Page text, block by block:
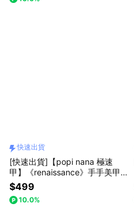
快速出貨
[快速出貨]【popi nana 極速
甲】《renaissance》手手美甲 |
HN-422 (盒裝 / 每款24片)
$499
10.0%